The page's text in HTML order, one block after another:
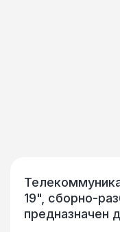
19", сборно-
предназначен